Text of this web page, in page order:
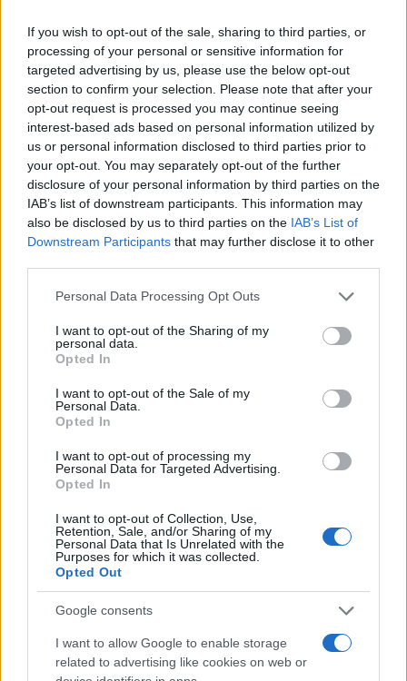
If you wish to opt-out of the sale, sharing to third parties, or
processing of your personal or sensitive information for
targeted advertising by us, please use the below opt-out
section to confirm your selection. Please note that after your
opt-out request is processed you may continue seeing
interest-based ads based on personal information utilized by
us or personal information disclosed to third parties prior to
your opt-out. You may separately opt-out of the further
disclosure of your personal information by third parties on the
IAB’s list of downstream participants. This information may
also be disclosed by us to third parties on the IAB’s List of
Downstream Participants that may further disclose it to other
Please note that this website/app uses one or more Google
not limited to your visit or usage behaviour. You may click to
grant or deny consent to Google and its third-party tags to
use your data for below specified purposes in below Google
consent section.
Personal Data Processing Opt Outs
I want to opt-out of the Sharing of my
personal data.
Opted In
I want to opt-out of the Sale of my
Personal Data.
Opted In
I want to opt-out of processing my
Personal Data for Targeted Advertising.
Opted In
I want to opt-out of Collection, Use,
Retention, Sale, and/or Sharing of my
Personal Data that Is Unrelated with the
Purposes for which it was collected.
Opted Out
Google consents
I want to allow Google to enable storage
related to advertising like cookies on web or
Σχόλια
Σχολίασε εδώ
50 /50
Υποβολή σχολίου
Όροι Χρήσης. Το site προστατεύεται από reCAPTCHA, ισχύουν
Πολιτική Απορρήτου&Όροι Χρήσηςτης Google.
Μυστράς: Παθολογικά αίτια
«δείχνει» η πρώτη
ιατροδικαστική εκτίμηση
για τον θάνατο του
90χρονου, που έκρυψε ο
γιος του σε καταψύκτη
Προφυλακίστηκε ο
26χρονος Αφγανός
θάνατο της
Τήρησε το δικαίωμα
σιωπής